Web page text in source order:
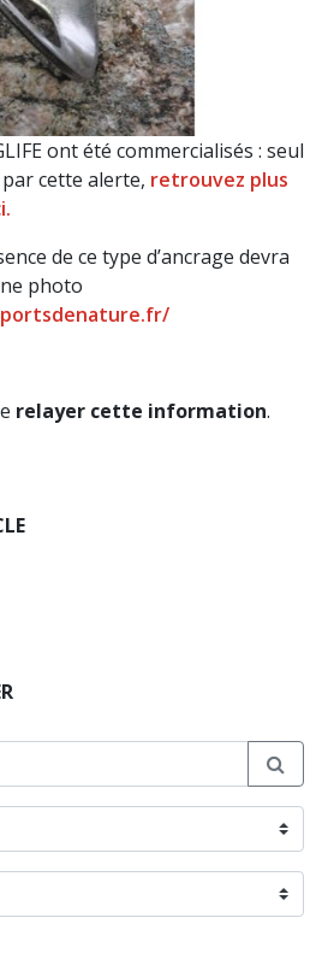
ont été commercialisés : seul
cette alerte, retrouvez plus
de ce type d’ancrage devra
photo
relayer cette information.